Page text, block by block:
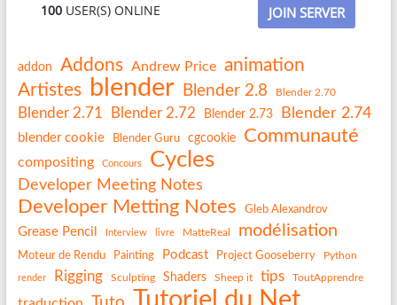
100 USER(S) ONLINE JOIN SERVER
addon Addons Andrew Price animation
Artistes
blender Blender 2.8 Blender 2.70
Blender 2.71 Blender 2.72 Blender 2.73 Blender 2.74
blender cookie Blender Guru cgcookie Communauté
compositing Concours Cycles
Developer Meeting Notes
Developer Metting Notes Gleb Alexandrov
Grease Pencil Interview livre MatteReal modélisation
Moteur de Rendu Painting Podcast Project Gooseberry Python
render Rigging Sculpting Shaders Sheep it tips ToutApprendre